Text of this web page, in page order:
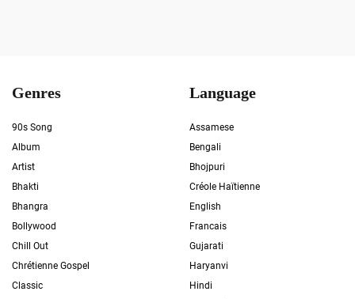
Genres
90s Song
Album
Artist
Bhakti
Bhangra
Bollywood
Chill Out
Chrétienne Gospel
Classic
Language
Assamese
Bengali
Bhojpuri
Créole Haïtienne
English
Francais
Gujarati
Haryanvi
Hindi